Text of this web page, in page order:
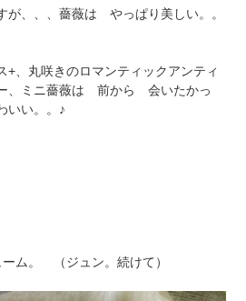
が、、、薔薇は やっぱり美しい。。
、丸咲きのロマンティックアンティ
、ミニ薔薇は 前から 会いたかっ
いい。。♪
ム。 （ジュン。続けて）